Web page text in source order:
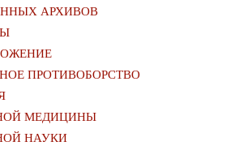
АРХИВОВ
ПРОТИВОБОРСТВО
МЕДИЦИНЫ
НАУКИ